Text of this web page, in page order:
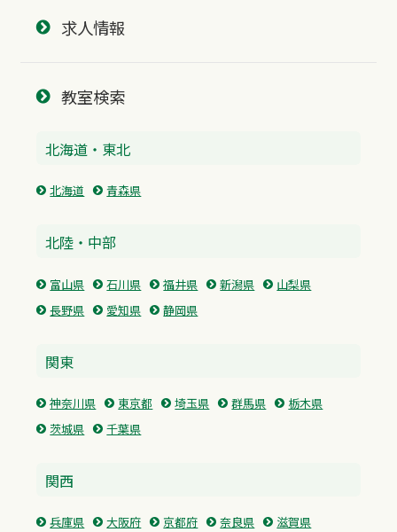
求人情報
教室検索
北海道・東北
北海道 青森県
北陸・中部
富山県 石川県 福井県 新潟県
山梨県
長野県
愛知県 静岡県
関東
神奈川県 東京都 埼玉県 群馬県
栃木県
茨城県
千葉県
関西
兵庫県 大阪府 京都府 奈良県
滋賀県